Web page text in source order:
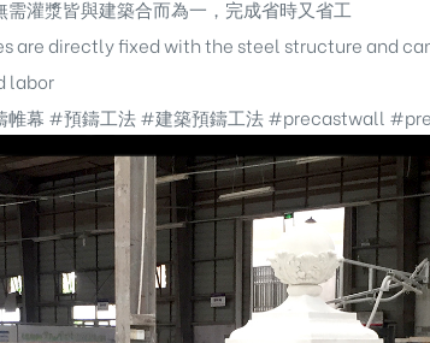
灌漿皆與建築合而為一，完成省時又省工
are directly fixed with the steel structure and
labor
帷幕 #預鑄工法#建築預鑄工法#precastwall